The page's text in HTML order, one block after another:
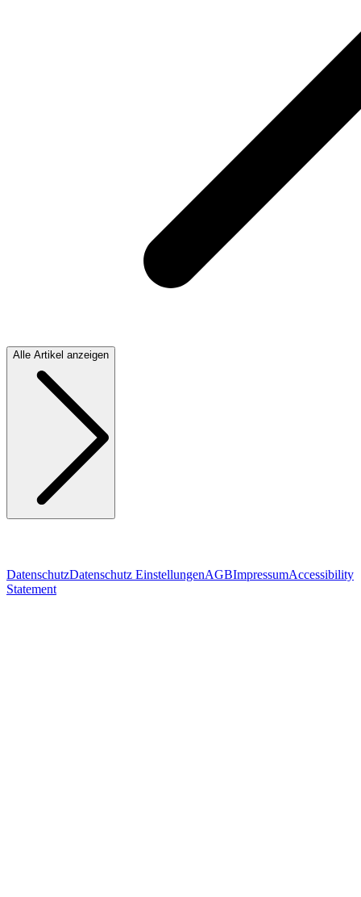
Alle Artikel anzeigen
DatenschutzDatenschutz EinstellungenAGBImpressumAccessibility
Statement